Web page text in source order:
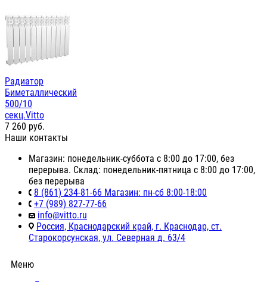
Радиатор
Биметаллический
500/10
секц.Vitto
7 260 руб.
Наши контакты
Магазин: понедельник-суббота с 8:00 до 17:00, без
перерыва. Склад: понедельник-пятница с 8:00 до 17:00,
без перерыва
8 (861) 234-81-66 Магазин: пн-сб 8:00-18:00
+7 (989) 827-77-66
info@vitto.ru
Россия, Краснодарский край, г. Краснодар, ст.
Старокорсунская, ул. Северная д. 63/4
Меню